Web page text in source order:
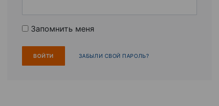
Запомнить меня
ЗАБЫЛИ СВОЙ ПАРОЛЬ?